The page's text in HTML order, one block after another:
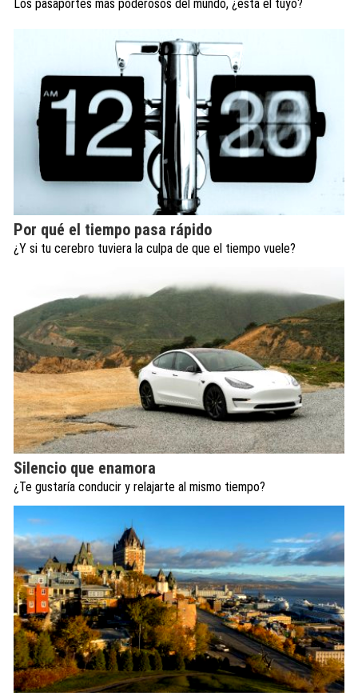
Los pasaportes más poderosos del mundo, ¿está el tuyo?
Por qué el tiempo pasa rápido
¿Y si tu cerebro tuviera la culpa de que el tiempo vuele?
Silencio que enamora
¿Te gustaría conducir y relajarte al mismo tiempo?